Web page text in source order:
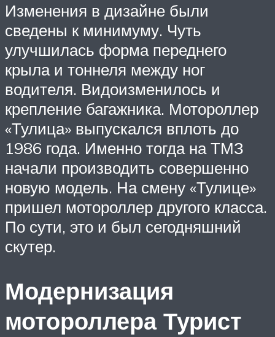
Изменения в дизайне были
сведены к минимуму. Чуть
улучшилась форма переднего
крыла и тоннеля между ног
водителя. Видоизменилось и
крепление багажника. Мотороллер
«Тулица» выпускался вплоть до
1986 года. Именно тогда на ТМЗ
начали производить совершенно
новую модель. На смену «Тулице»
пришел мотороллер другого класса.
По сути, это и был сегодняшний
скутер.
Модернизация
мотороллера Турист